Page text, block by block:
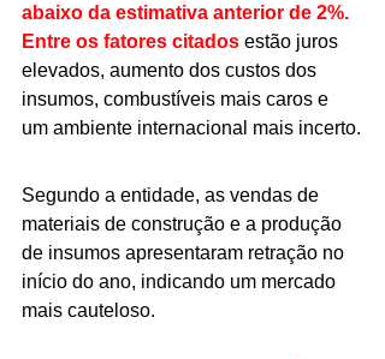
abaixo da estimativa anterior de 2%.
Entre os fatores citados estão juros
elevados, aumento dos custos dos
insumos, combustíveis mais caros e
um ambiente internacional mais incerto.
Segundo a entidade, as vendas de
materiais de construção e a produção
de insumos apresentaram retração no
início do ano, indicando um mercado
mais cauteloso.